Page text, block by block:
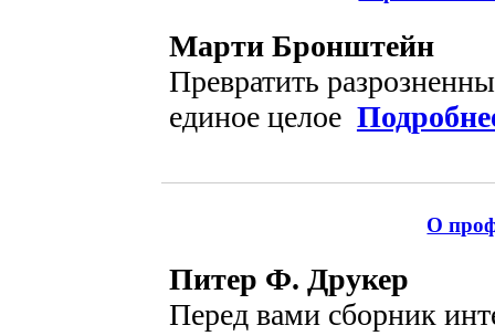
Марти Бронштейн
Превратить
единое целое
О
Питер Ф. Друкер
Перед вами сборник